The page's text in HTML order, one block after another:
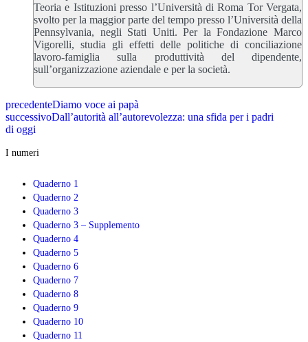
Teoria e Istituzioni presso l’Università di Roma Tor Vergata,
svolto per la maggior parte del tempo presso l’Università della
Pennsylvania, negli Stati Uniti. Per la Fondazione Marco
Vigorelli, studia gli effetti delle politiche di conciliazione
lavoro-famiglia sulla produttività del dipendente,
sull’organizzazione aziendale e per la società.
precedenteDiamo voce ai papà
successivoDall’autorità all’autorevolezza: una sfida per i padri
di oggi
I numeri
Quaderno 1
Quaderno 2
Quaderno 3
Quaderno 3 – Supplemento
Quaderno 4
Quaderno 5
Quaderno 6
Quaderno 7
Quaderno 8
Quaderno 9
Quaderno 10
Quaderno 11